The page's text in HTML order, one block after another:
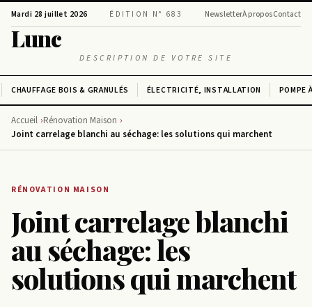
Mardi 28 juillet 2026 ÉDITION N° 683 NewsletterÀ proposContact
Lunc
DESCRIPTION DE VOTRE SITE
CHAUFFAGE BOIS & GRANULÉS ÉLECTRICITÉ, INSTALLATION POMPE
Accueil Rénovation Maison
Joint carrelage blanchi au séchage: les solutions qui marchent
RÉNOVATION MAISON
Joint carrelage blanchi
au séchage: les
solutions qui marchent